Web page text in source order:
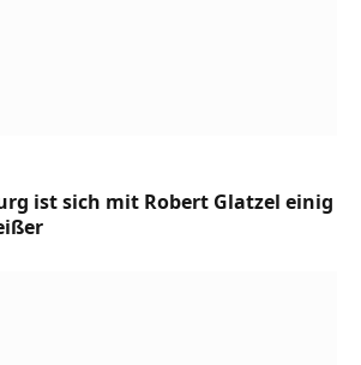
ist sich mit Robert Glatzel einig